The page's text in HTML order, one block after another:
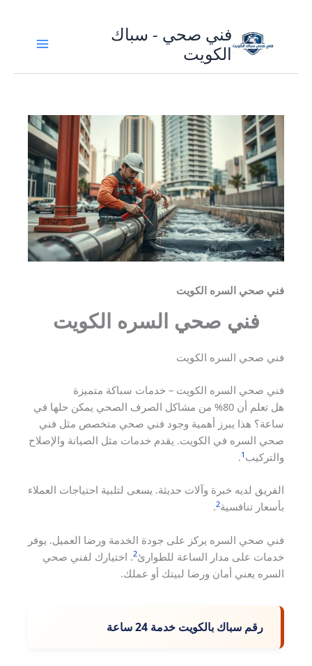
فني صحي - سباك
الكويت
فني صحي السره الكويت
فني صحي السره الكويت
فني صحي السره الكويت
فني صحي السره الكويت – خدمات سباكة متميزة
هل تعلم أن 80% من مشاكل الصرف الصحي يمكن حلها في
ساعة؟ هذا يبرز أهمية وجود فني صحي متخصص مثل فني
صحي السره في الكويت. يقدم خدمات مثل الصيانة والإصلاح
والتركيب 1
.
الفريق لديه خبرة وآلات حديثة. يسعى لتلبية احتياجات العملاء
بأسعار تنافسية2
.
فني صحي السره يركز على جودة الخدمة ورضا العميل. يوفر
خدمات على مدار الساعة للطوارئ2. اختيارك لفني صحي
السره يعني أمان ورضا لبيتك أو عملك.
رقم سباك بالكويت خدمة 24 ساعة